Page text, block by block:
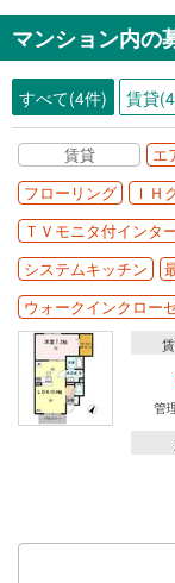
マンション内の
すべて(4件) 賃貸
賃貸 エ
フローリング
ＩＨ
ＴＶモニタ付インタ
システムキッチン
ウォークインクロー
管